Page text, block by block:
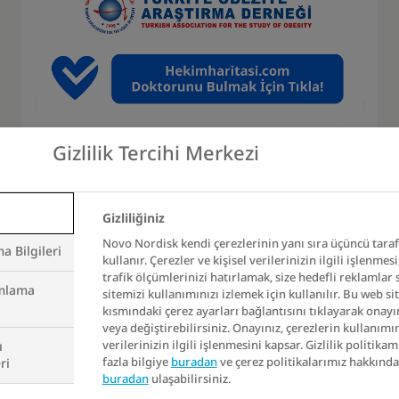
90 cm’den,
için risk oluşturabilir.2
bölgesinde biriktiği de
Bu yüzden sen de
Gizlilik Tercihi Merkezi
Bilgileri
Gizliliğiniz
Novo Nordisk kendi çerezlerinin yanı sıra üçüncü
kullanır. Çerezler ve kişisel verilerinizin ilgili işlenmesi,
trafik ölçümlerinizi hatırlamak, size hedefli reklamlar
sitemizi kullanımınızı izlemek için kullanılır. Bu web
kısmındaki çerez ayarları bağlantısını tıklayarak
veya değiştirebilirsiniz. Onayınız, çerezlerin
verilerinizin ilgili işlenmesini kapsar. Gizlilik
fazla bilgiye buradanve çerez politikalarımız
buradanulaşabilirsiniz.